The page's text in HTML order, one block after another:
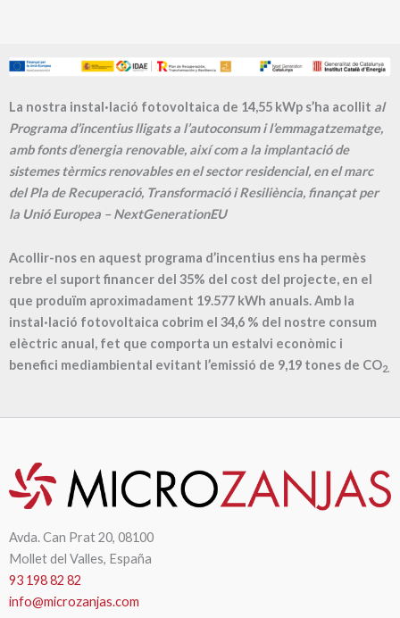
La nostra instal·lació fotovoltaica de 14,55 kWp s’ha acollit al
Programa d’incentius lligats a l’autoconsum i l’emmagatzematge,
amb fonts d’energia renovable, així com a la implantació de
sistemes tèrmics renovables en el sector residencial, en el marc
del Pla de Recuperació, Transformació i Resiliència, finançat per
la Unió Europea – NextGenerationEU
Acollir-nos en aquest programa d’incentius ens ha permès
rebre el suport financer del 35% del cost del projecte, en el
que produïm aproximadament 19.577 kWh anuals. Amb la
instal·lació fotovoltaica cobrim el 34,6 % del nostre consum
elèctric anual, fet que comporta un estalvi econòmic i
benefici mediambiental evitant l’emissió de 9,19 tones de CO2.
Avda. Can Prat 20, 08100
Mollet del Valles, España
93 198 82 82
info@microzanjas.com